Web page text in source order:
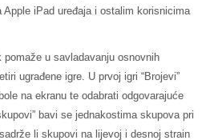
iPad uređaja i ostalim korisnicima
u savladavanju osnovnih
ugrađene igre. U prvoj igri “Brojevi”
na ekranu te odabrati odgovarajuće
bavi se jednakostima skupova pri
li skupovi na lijevoj i desnoj strain